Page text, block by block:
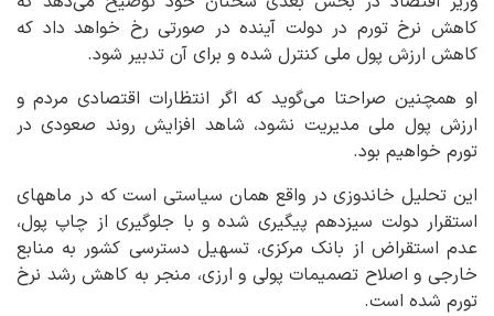
کاهش نرخ تورم در دولت آینده در صورتی رخ خواهد داد که
کاهش ارزش پول ملی کنترل شده و برای آن تدبیر شود.
او همچنین صراحتا می‌گوید که اگر انتظارات اقتصادی مردم و
ارزش پول ملی مدیریت نشود، شاهد افزایش روند صعودی در
تورم خواهیم بود.
این تحلیل خاندوزی در واقع همان سیاستی است که در ماههای
استقرار دولت سیزدهم پیگیری شده و با جلوگیری از چاپ پول،
عدم استقراض از بانک مرکزی، تسهیل دسترسی کشور به منابع
خارجی و اصلاح تصمیمات پولی و ارزی، منجر به کاهش رشد نرخ
تورم شده است.